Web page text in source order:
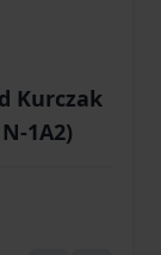
Kurczak
1A2)